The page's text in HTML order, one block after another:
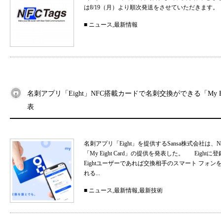
は8/19（月）より順次発送をさせていただき
■ ニュース,最新情報
名刺アプリ「Eight」NFC搭載カードで名刺交換ができる「My
表
名刺アプリ「Eight」を提供するSansa株式会社は
「My Eight Card」の提供を発表した。 Eightに
Eightユーザーであれば交換相手のスマート フォン
れる...
■ ニュース,最新情報,最新技術